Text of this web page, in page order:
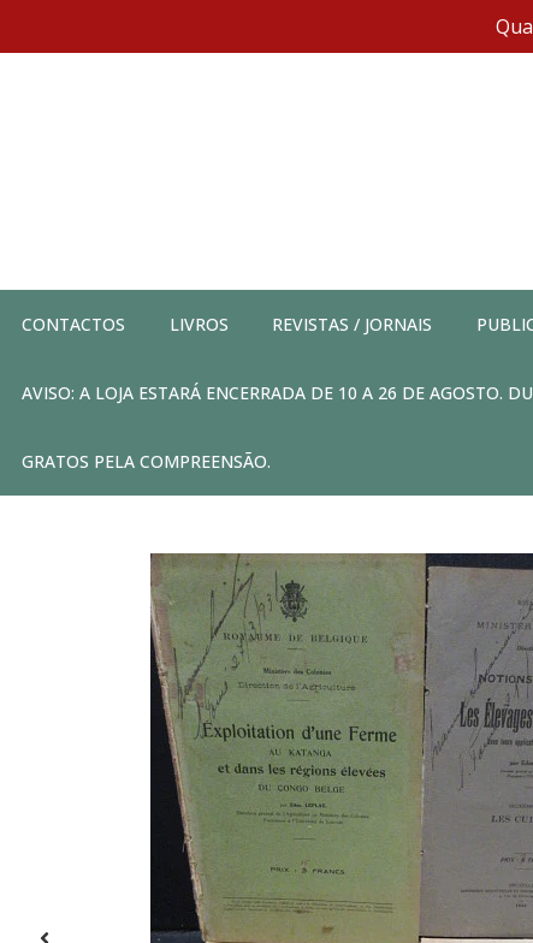
CONTACTOS LIVROS REVISTAS / JORNAIS
AVISO: A LOJA ESTARÁ ENCERRADA DE 10 A 26 DE AGOSTO.
GRATOS PELA COMPREENSÃO.